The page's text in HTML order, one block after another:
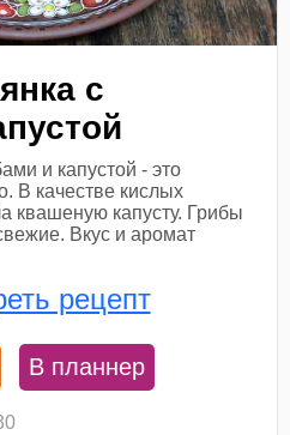
с
и капустой - это
В качестве кислых
квашеную капусту. Грибы
Вкус и аромат
рецепт
В планнер